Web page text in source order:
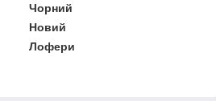
Чорний
Новий
Лофери